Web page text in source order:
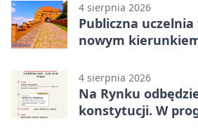
4 sierpnia 2026
Publiczna
nowym
4 sierpnia 2026
Na Rynku
konstytucji. W